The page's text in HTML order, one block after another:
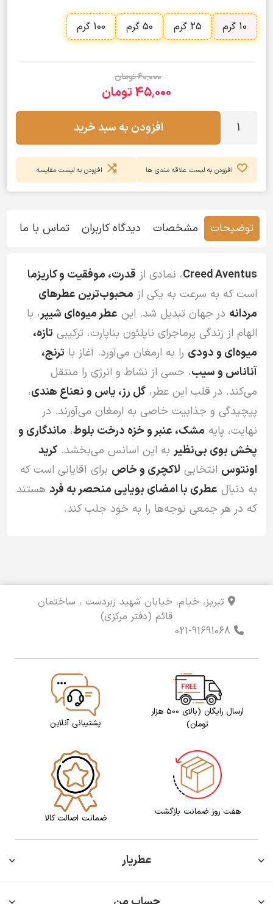
10 گرم 25 گرم 50 گرم 100 گرم
60٬000 تومان
45٬000 تومان
افزودن به سبد خرید
افزودن به لیست علاقه مندی ها افزودن به لیست مقایسه
توضیحات مشخصات دیدگاه کاربران تماس با ما
Creed Aventus، نمادی از قدرت، موفقیت و کاریزما
است که به سرعت به یکی از محبوب‌ترین عطرهای
مردانه در جهان تبدیل شد. این عطر میوه‌ای شیپر، با
الهام از زندگی پرماجرای ناپلئون بناپارت، ترکیبی تازه،
میوه‌ای و دودی را به ارمغان می‌آورد. آغاز با ترنج،
آناناس و سیب، حسی از نشاط و انرژی را منتقل
می‌کند. در قلب این عطر،گل رز، یاس و نعناع هندی،
پیچیدگی و جذابیت خاصی به ارمغان می‌آورند. در
نهایت، پایه مشک، عنبر و خزه درخت بلوط، ماندگاری و
پخش بوی بی‌نظیر به این اسانس می‌بخشد.کرید
اونتوس انتخابی لاکچری و خاص برای آقایانی است که
به دنبال عطری با امضای بویایی منحصر به فرد هستند
که در هر جمعی توجه‌ها را به خود جلب کند.
تبریز، خیام، خیابان شهید زبردست ، ساختمان
قائم (دفتر مرکزی)
ارسال رایگان (بالای 500 هزار
تومان)
پشتیبانی آنلاین
هفت روز ضمانت بازگشت
ضمانت اصالت کالا
عطریار